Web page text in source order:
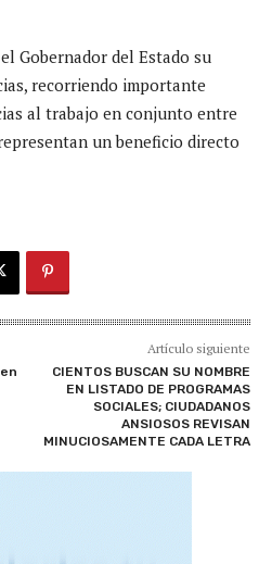
Gobernador del Estado su
recorriendo importante
al trabajo en conjunto entre
un beneficio directo
Artículo siguiente
CIENTOS BUSCAN SU NOMBRE
EN LISTADO DE PROGRAMAS
SOCIALES; CIUDADANOS
ANSIOSOS REVISAN
MINUCIOSAMENTE CADA LETRA